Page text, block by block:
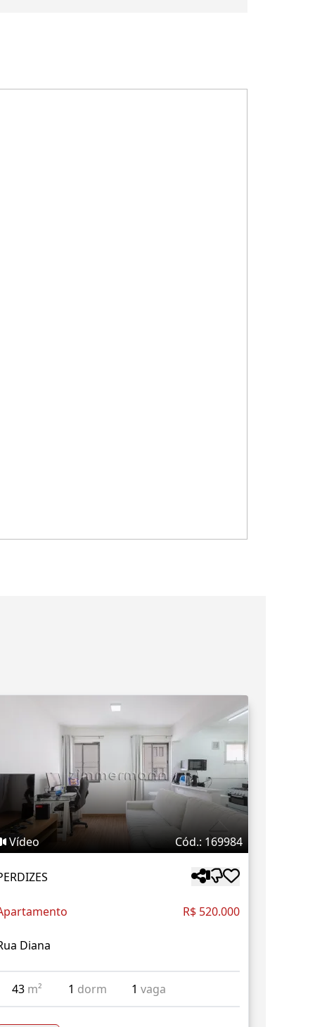
Vídeo Cód.: 169984
R$ 520.000
Diana
43 m² 1 dorm 1 vaga